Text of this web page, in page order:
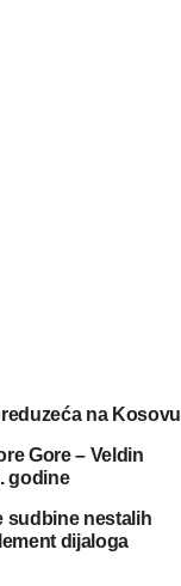
na Kosovu
Gore – Veldin
godine
sudbine nestalih
dijaloga